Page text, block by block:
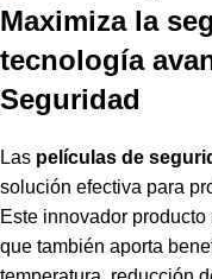
Maximiza la
tecnología
Seguridad
Las películas de
solución efectiva para
Este innovador
que también aporta